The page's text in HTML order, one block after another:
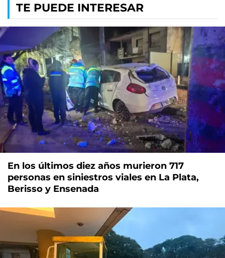
TE PUEDE INTERESAR
En los últimos diez años murieron 717
personas en siniestros viales en La Plata,
Berisso y Ensenada